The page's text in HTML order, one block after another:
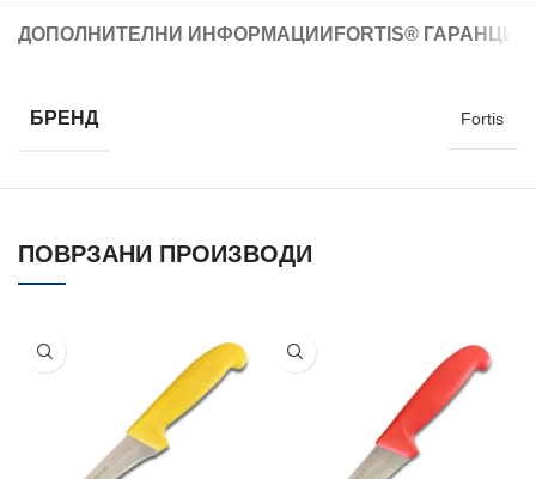
ДОПОЛНИТЕЛНИ ИНФОРМАЦИИ FORTIS®
БРЕНД Fortis
ПОВРЗАНИ ПРОИЗВОДИ